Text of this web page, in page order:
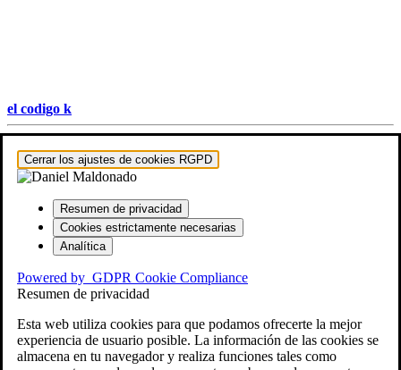
el codigo k
Hestia | Desarrollado porThemeIsle
Cerrar los ajustes de cookies RGPD
Resumen de privacidad
Cookies estrictamente necesarias
Analítica
Powered by GDPR Cookie Compliance
Resumen de privacidad
Esta web utiliza cookies para que podamos ofrecerte la mejor
experiencia de usuario posible. La información de las cookies se
almacena en tu navegador y realiza funciones tales como